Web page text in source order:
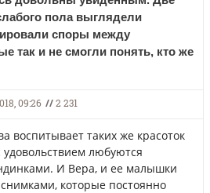
пола выглядели
споры между
так и не смогли понять, кто же
09:26 //2 231
воспитывает таких же красоток
любуются
И Вера, и ее малышки
которые постоянно